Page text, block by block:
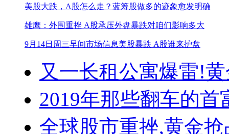
美股大跌，A股怎么走？ 蓝筹股做多的迹象愈发明确
雄鹰：外围重挫 A股承压外盘暴跌对咱们影响多大
9月14日周三早间市场信息美股暴跌 A股谁来护盘
又一长租公寓爆雷!
2019年那些翻车的首
全球股市重挫,黄金抢